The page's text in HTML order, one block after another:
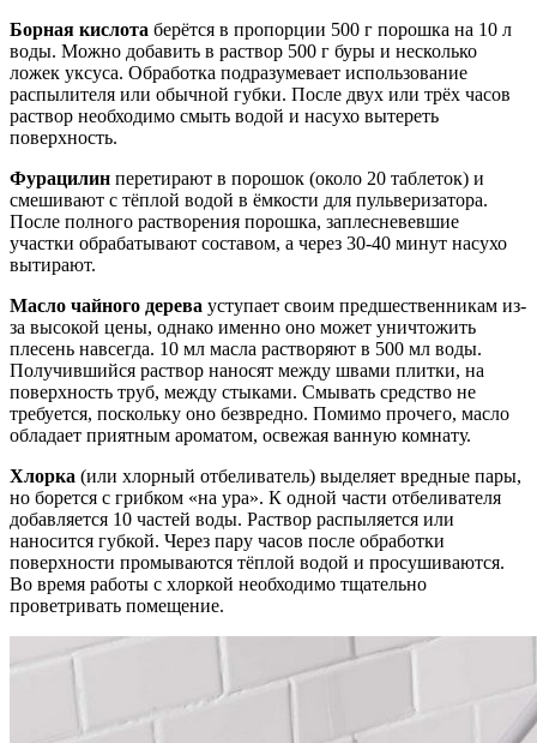
Борная кислота берётся в пропорции 500 г порошка на 10 л
воды. Можно добавить в раствор 500 г буры и несколько
ложек уксуса. Обработка подразумевает использование
распылителя или обычной губки. После двух или трёх часов
раствор необходимо смыть водой и насухо вытереть
поверхность.
Фурацилин перетирают в порошок (около 20 таблеток) и
смешивают с тёплой водой в ёмкости для пульверизатора.
После полного растворения порошка, заплесневевшие
участки обрабатывают составом, а через 30-40 минут насухо
вытирают.
Масло чайного дерева уступает своим предшественникам из-
за высокой цены, однако именно оно может уничтожить
плесень навсегда. 10 мл масла растворяют в 500 мл воды.
Получившийся раствор наносят между швами плитки, на
поверхность труб, между стыками. Смывать средство не
требуется, поскольку оно безвредно. Помимо прочего, масло
обладает приятным ароматом, освежая ванную комнату.
Хлорка (или хлорный отбеливатель) выделяет вредные пары,
но борется с грибком «на ура». К одной части отбеливателя
добавляется 10 частей воды. Раствор распыляется или
наносится губкой. Через пару часов после обработки
поверхности промываются тёплой водой и просушиваются.
Во время работы с хлоркой необходимо тщательно
проветривать помещение.